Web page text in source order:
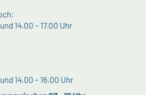
14.00 – 17.00 Uhr
14.00 – 16.00 Uhr